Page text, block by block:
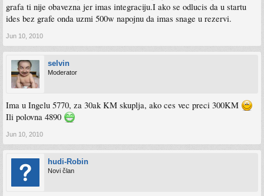
grafa ti nije obavezna jer imas integraciju.I ako se odlucis da u startu
ides bez grafe onda uzmi 500w napojnu da imas snage u rezervi.
Jun 10, 2010
selvin
Moderator
Ima u Ingelu 5770, za 30ak KM skuplja, ako ces vec preci 300KM
Ili polovna 4890
Jun 10, 2010
hudi-Robin
Novi član